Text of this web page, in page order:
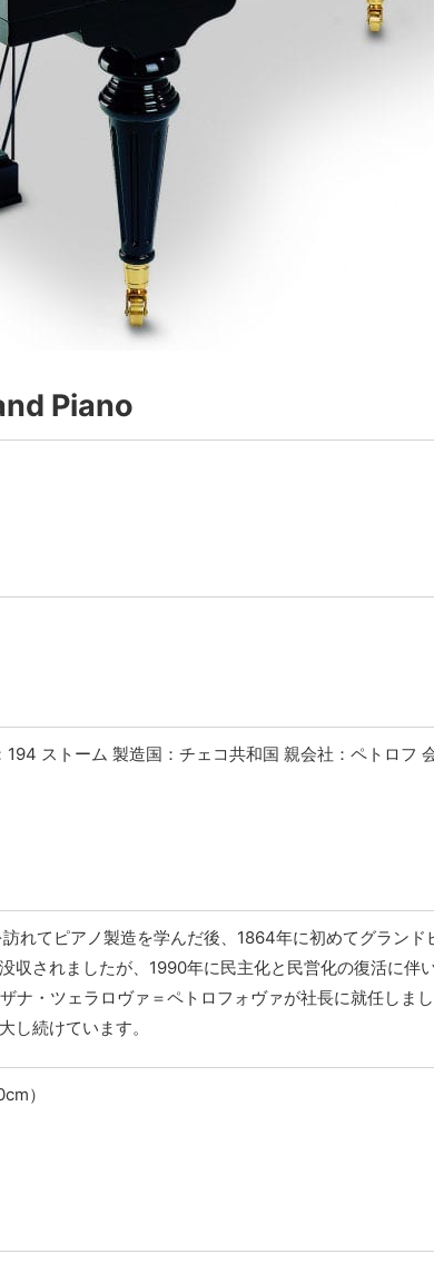
Piano
ストーム 製造国：チェコ共和国 親会社：ペトロフ
れてピアノ製造を学んだ後、1864年に初めてグランド
収されましたが、1990年に民主化と民営化の復活に伴
ナ・ツェラロヴァ＝ペトロフォヴァが社長に就任しま
し続けています。
）